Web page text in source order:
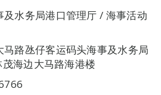
及水务局港口管理厅 / 海事活动
马路氹仔客运码头海事及水务局
海边大马路海港楼